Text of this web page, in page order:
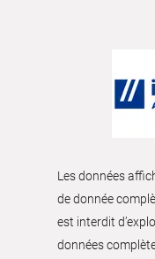
Les données
de donnée
est interdit
données